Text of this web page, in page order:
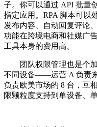
子。你可以通过 API 批量
指定应用。RPA 脚本可以
发布内容、自动回复评论
功能在跨境电商和社媒广
工具本身的费用高。
团队权限管理也是个加
不同设备——运营 A 负责
负责欧美市场的 8 台，互
限颗粒度支持到单设备、